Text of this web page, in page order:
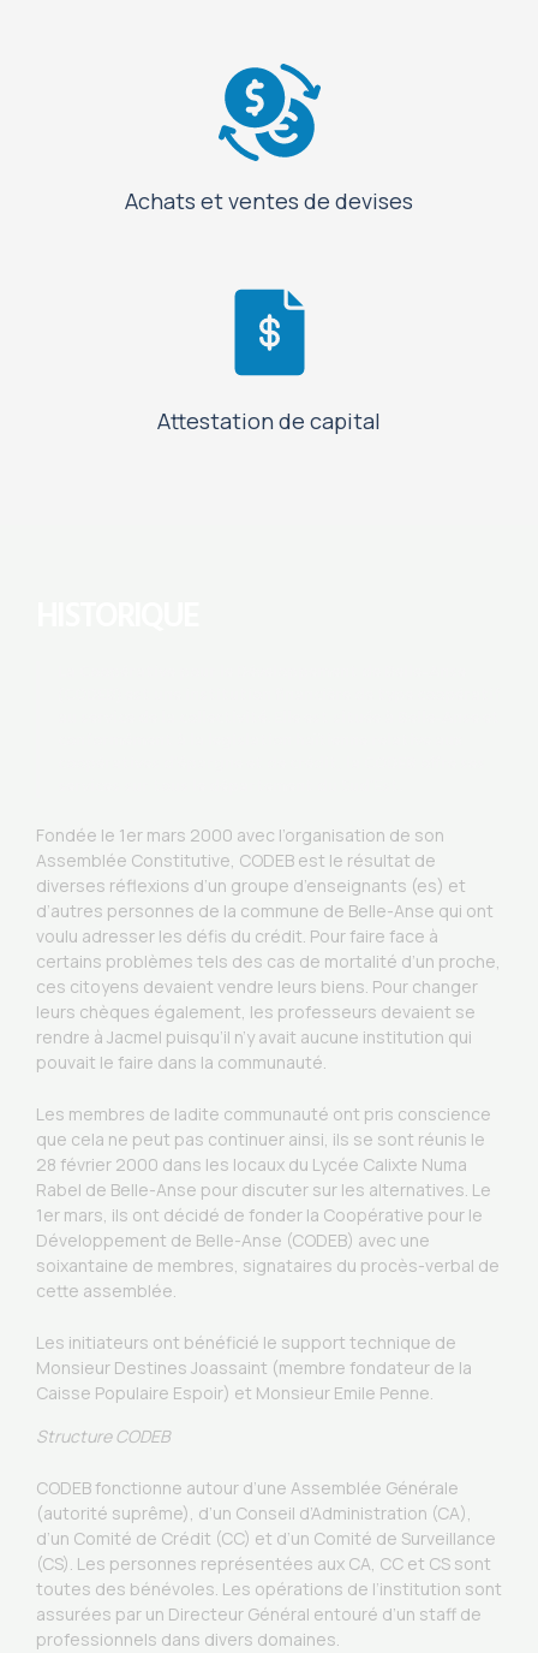
Achats et ventes de devises
Attestation de capital
Fondée le 1er mars 2000 avec l’organisation de son
Assemblée Constitutive, CODEB est le résultat de
diverses réflexions d’un groupe d’enseignants (es) et
d’autres personnes de la commune de Belle-Anse qui ont
voulu adresser les défis du crédit. Pour faire face à
certains problèmes tels des cas de mortalité d’un proche,
ces citoyens devaient vendre leurs biens. Pour changer
leurs chèques également, les professeurs devaient se
rendre à Jacmel puisqu’il n’y avait aucune institution qui
pouvait le faire dans la communauté.
Les membres de ladite communauté ont pris conscience
que cela ne peut pas continuer ainsi, ils se sont réunis le
28 février 2000 dans les locaux du Lycée Calixte Numa
Rabel de Belle-Anse pour discuter sur les alternatives. Le
1er mars, ils ont décidé de fonder la Coopérative pour le
Développement de Belle-Anse (CODEB) avec une
soixantaine de membres, signataires du procès-verbal de
cette assemblée.
Les initiateurs ont bénéficié le support technique de
Monsieur Destines Joassaint (membre fondateur de la
Caisse Populaire Espoir) et Monsieur Emile Penne.
Structure CODEB
CODEB fonctionne autour d’une Assemblée Générale
(autorité suprême), d’un Conseil d’Administration (CA),
d’un Comité de Crédit (CC) et d’un Comité de Surveillance
(CS). Les personnes représentées aux CA, CC et CS sont
toutes des bénévoles. Les opérations de l’institution sont
assurées par un Directeur Général entouré d’un staff de
professionnels dans divers domaines.